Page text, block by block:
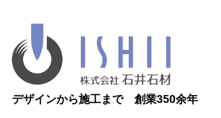
デザインから施工まで 創業350余年